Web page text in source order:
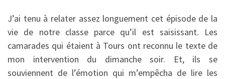
J’ai tenu à relater assez longuement cet épisode de la
vie de notre classe parce qu’il est saisissant. Les
camarades qui étaient à Tours ont reconnu le texte de
mon intervention du dimanche soir. Et, ils se
souviennent de l’émotion qui m’empêcha de lire les